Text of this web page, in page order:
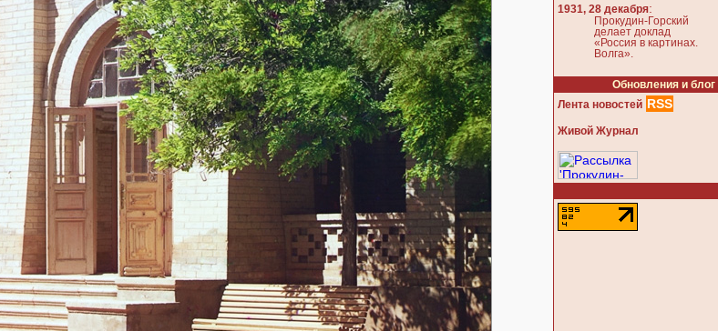
1931, 28 декабря:
Прокудин-Горский
делает доклад
«Россия в картинах.
Волга».
Обновления и блог
Лента новостей RSS
Живой Журнал